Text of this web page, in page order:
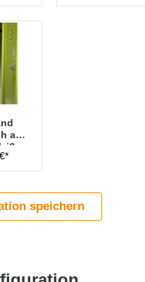
aus
speichern